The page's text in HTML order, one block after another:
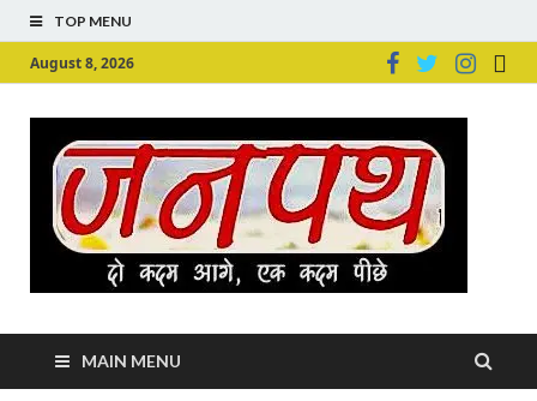
TOP MENU
August 8, 2026
MAIN MENU